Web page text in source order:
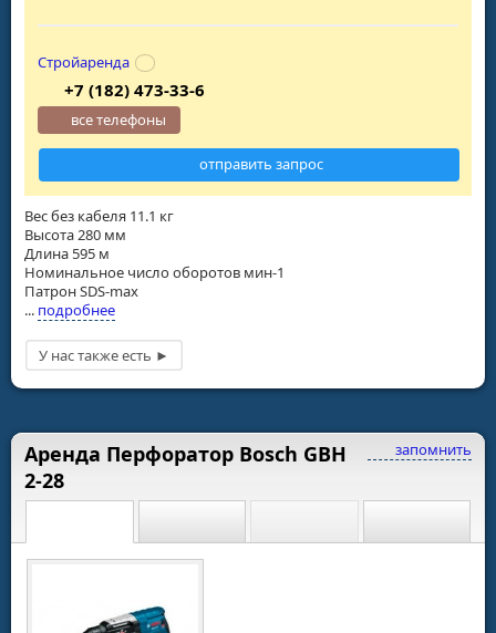
Вес без кабеля 11.1 кг
Высота 280 мм
Длина 595 м
Номинальное число оборотов мин-1
Патрон SDS-max
... подробнее
Стройаренда
+7 (182) 473-33-6
все телефоны
отправить запрос
запомнить
Аренда Перфоратор Bosch GBH
2-28